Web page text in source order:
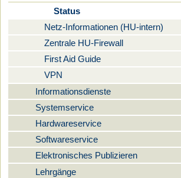
Status
Netz-Informationen (HU-intern)
Zentrale HU-Firewall
First Aid Guide
VPN
Informationsdienste
Systemservice
Hardwareservice
Softwareservice
Elektronisches Publizieren
Lehrgänge